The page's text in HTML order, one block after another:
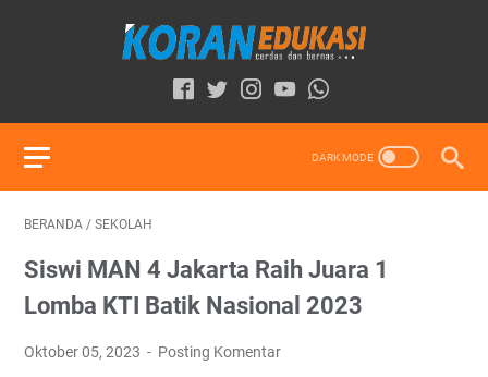
BERANDA / SEKOLAH
Siswi MAN 4 Jakarta Raih Juara 1
Lomba KTI Batik Nasional 2023
Oktober 05, 2023 Posting Komentar